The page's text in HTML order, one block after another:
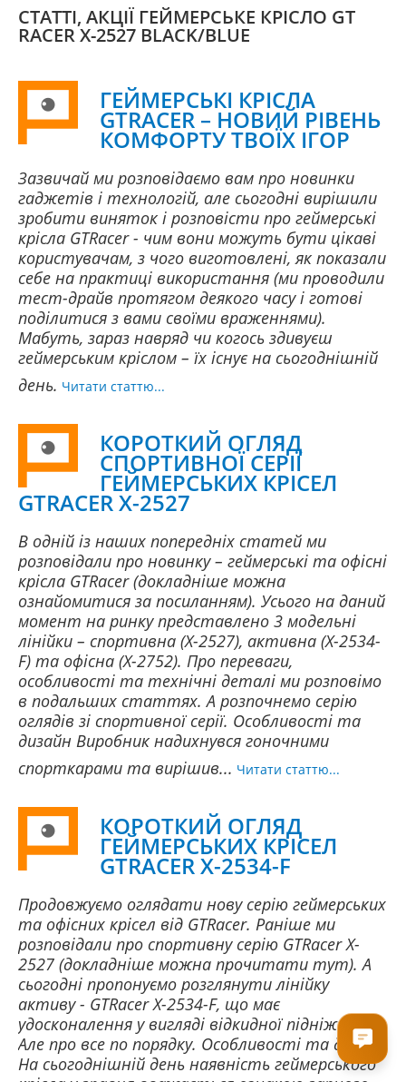
СТАТТІ, АКЦІЇ ГЕЙМЕРСЬКЕ КРІСЛО GT
RACER X-2527 BLACK/BLUE
ГЕЙМЕРСЬКІ КРІСЛА
GTRACER – НОВИЙ РІВЕНЬ
КОМФОРТУ ТВОЇХ ІГОР
Зазвичай ми розповідаємо вам про новинки
гаджетів і технологій, але сьогодні вирішили
зробити виняток і розповісти про геймерські
крісла GTRacer - чим вони можуть бути цікаві
користувачам, з чого виготовлені, як показали
себе на практиці використання (ми проводили
тест-драйв протягом деякого часу і готові
поділитися з вами своїми враженнями).
Мабуть, зараз навряд чи когось здивуєш
геймерським кріслом – їх існує на сьогоднішній
день. Читати статтю...
КОРОТКИЙ ОГЛЯД
СПОРТИВНОЇ СЕРІЇ
ГЕЙМЕРСЬКИХ КРІСЕЛ
GTRACER X-2527
В одній із наших попередніх статей ми
розповідали про новинку – геймерські та офісні
крісла GTRacer (докладніше можна
ознайомитися за посиланням). Усього на даний
момент на ринку представлено 3 модельні
лінійки – спортивна (X-2527), активна (X-2534-
F) та офісна (X-2752). Про переваги,
особливості та технічні деталі ми розповімо
в подальших статтях. А розпочнемо серію
оглядів зі спортивної серії. Особливості та
дизайн Виробник надихнувся гоночними
спорткарами та вирішив... Читати статтю...
КОРОТКИЙ ОГЛЯД
ГЕЙМЕРСЬКИХ КРІСЕЛ
GTRACER X-2534-F
Продовжуємо оглядати нову серію геймерських
та офісних крісел від GTRacer. Раніше ми
розповідали про спортивну серію GTRacer X-
2527 (докладніше можна прочитати тут). А
сьогодні пропонуємо розглянути лінійку
активу - GTRacer X-2534-F, що має
удосконалення у вигляді відкидної підніжки.
Але про все по порядку. Особливості та дизайн
На сьогоднішній день наявність геймерського